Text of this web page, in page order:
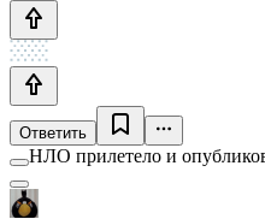
Ответить
НЛО прилетело и